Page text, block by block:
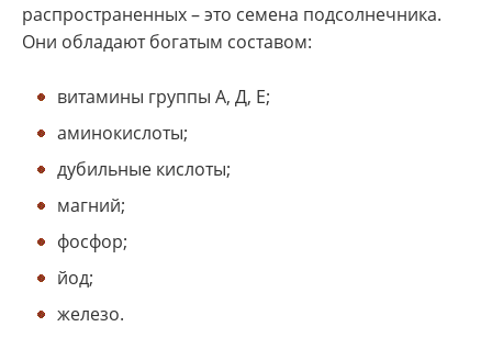
распространенных – это семена подсолнечника.
Они обладают богатым составом:
витамины группы А, Д, Е;
аминокислоты;
дубильные кислоты;
магний;
фосфор;
йод;
железо.